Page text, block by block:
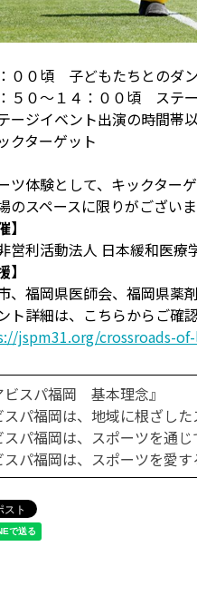
００頃 子どもたちとのダ
５０～１４：００頃 ステ
ージイベント出演の時間帯
クターゲット
ツ体験として、キックター
のスペースに限りがござい
】
営利活動法人 日本緩和医療
】
、福岡県医師会、福岡県薬
ト詳細は、こちらからご確
jspm31.org/crossroads-
ビスパ福岡 基本理念』
スパ福岡は、地域に根ざし
スパ福岡は、スポーツを通
スパ福岡は、スポーツを愛